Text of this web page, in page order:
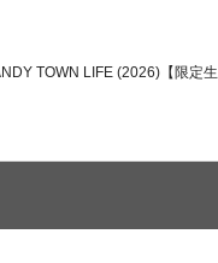
TOWN LIFE (2026)【限定生